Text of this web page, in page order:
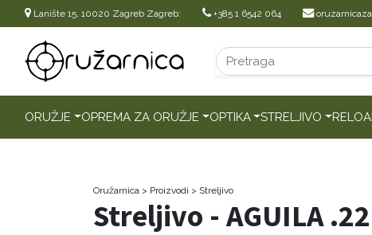
Lanište 15, 10020 Zagreb Zagreb: +385 1 6542 064
ORUŽJE OPREMA ZA ORUŽJE OPTIKA STRELJIVO
Oružarnica > Proizvodi > Streljivo
Streljivo - AGUILA